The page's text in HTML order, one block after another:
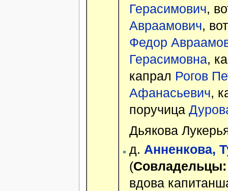
Герасимович,
Авраамович,
Федор
Герасимовна,
капрал Рогов
Афанасьевич,
поручица
Дьякова
д. Анненкова,
(Совладельцы:
вдова